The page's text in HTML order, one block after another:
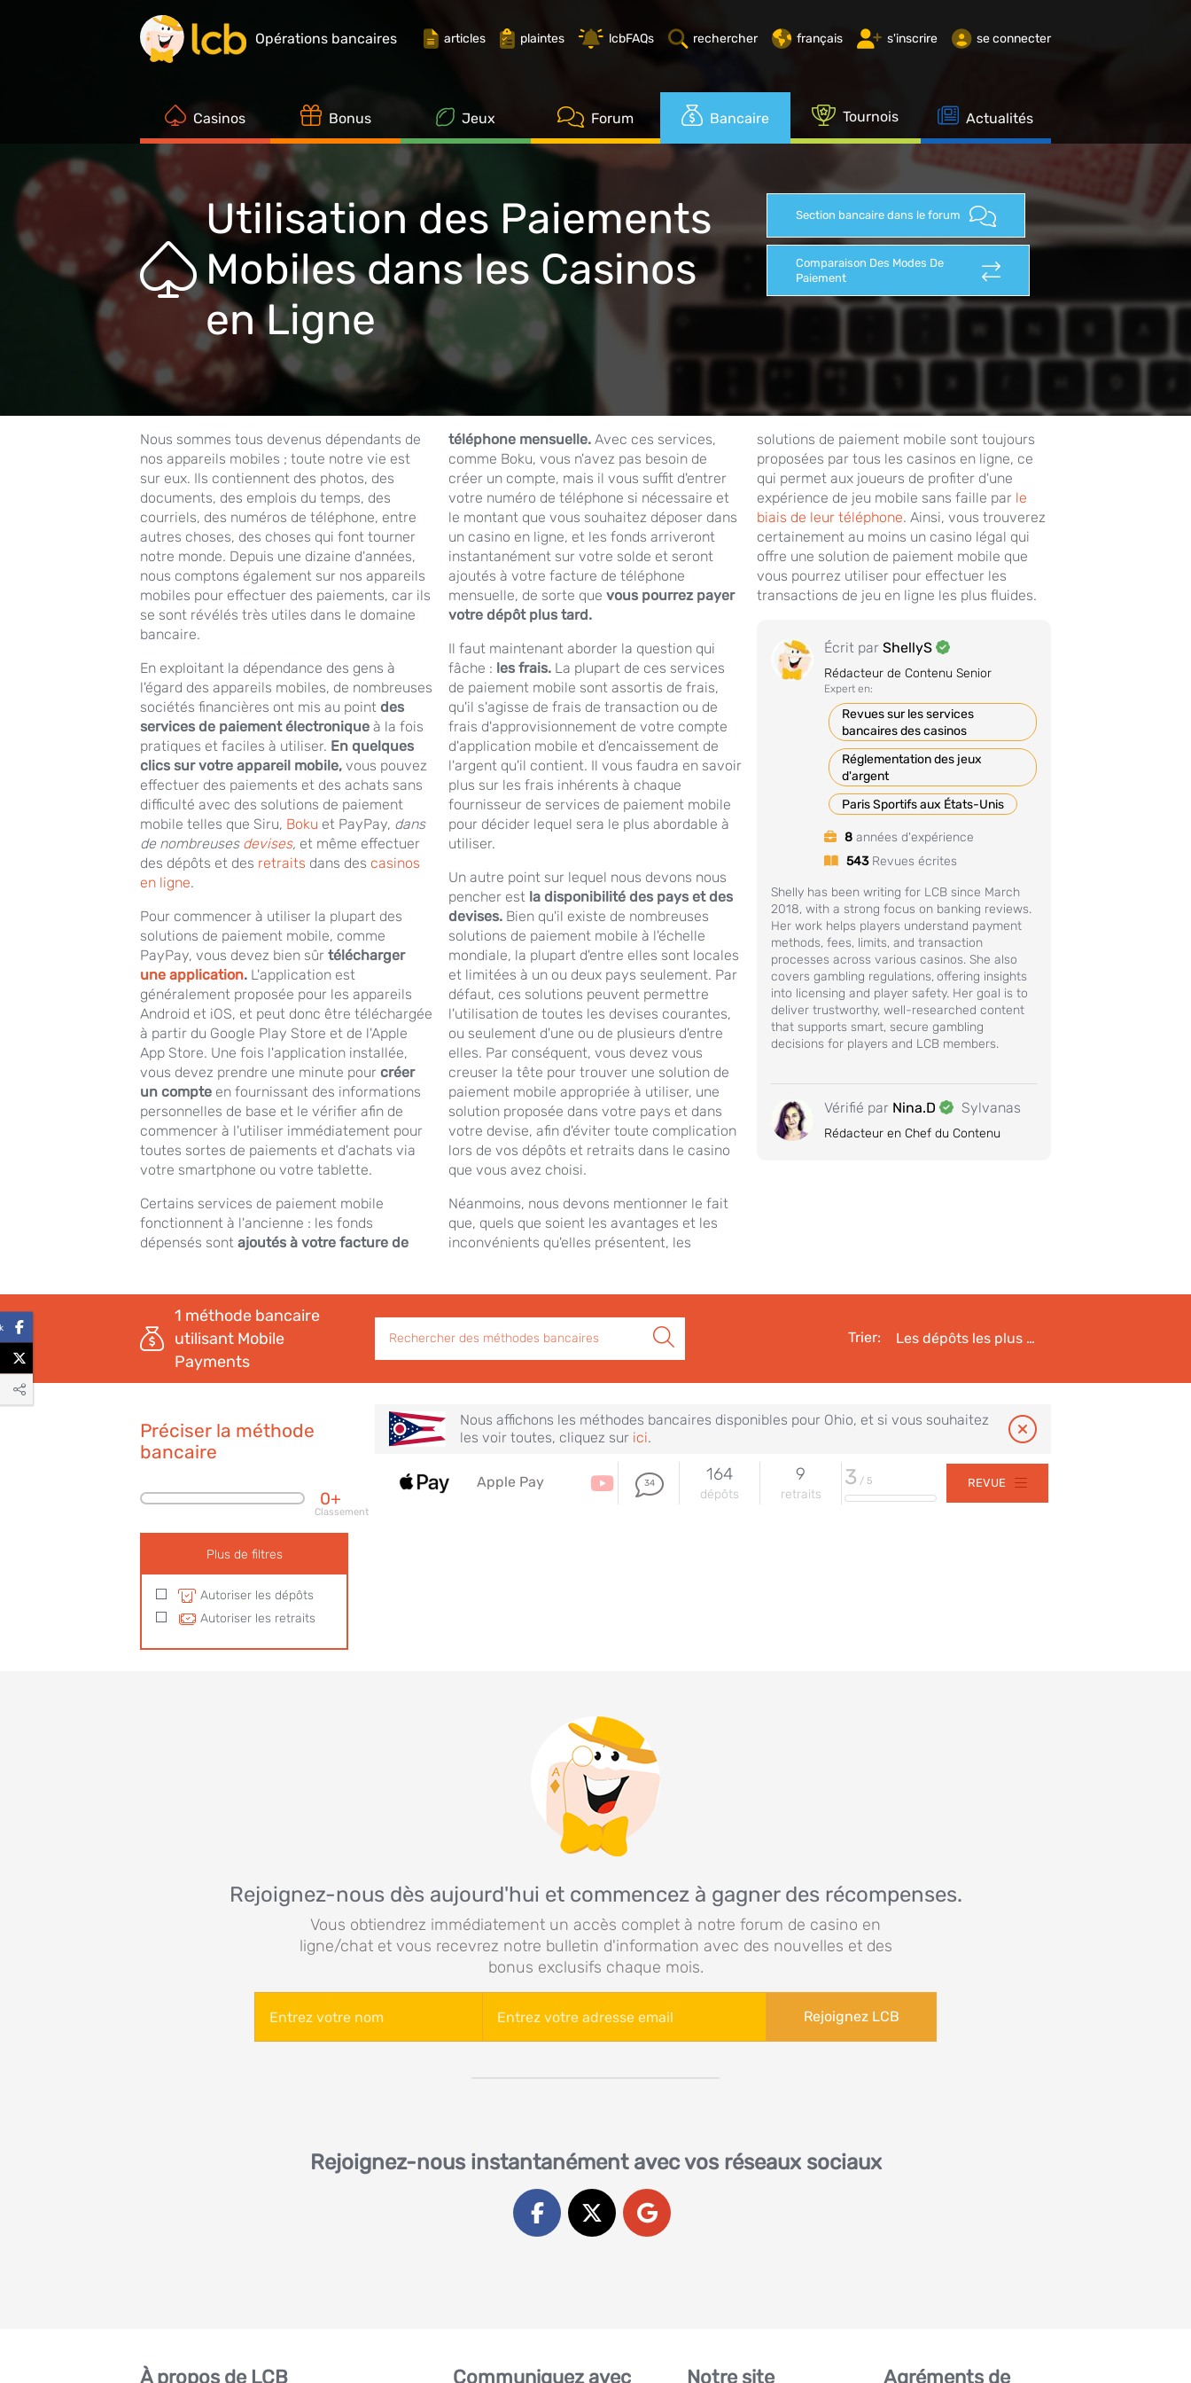
Opérations bancaires Mobile Payments
articles plaintes lcbFAQs rechercher français s'inscrire se connecter
Casinos Bonus Jeux Forum Bancaire Tournois Actualités
Utilisation des Paiements
Mobiles dans les Casinos
en Ligne
Section bancaire dans le forum
Comparaison Des Modes De
Paiement
Nous sommes tous devenus dépendants de
nos appareils mobiles ; toute notre vie est
sur eux. Ils contiennent des photos, des
documents, des emplois du temps, des
courriels, des numéros de téléphone, entre
autres choses, des choses qui font tourner
notre monde. Depuis une dizaine d'années,
nous comptons également sur nos appareils
mobiles pour effectuer des paiements, car ils
se sont révélés très utiles dans le domaine
bancaire.
En exploitant la dépendance des gens à
l'égard des appareils mobiles, de nombreuses
sociétés financières ont mis au pointdes
services de paiement électroniqueà la fois
pratiques et faciles à utiliser. En quelques
clics sur votre appareil mobile, vous pouvez
effectuer des paiements et des achats sans
difficulté avec des solutions de paiement
mobile telles que Siru, Boku et PayPay, dans
de nombreuses devises, et même effectuer
des dépôts et des retraits dans des casinos
en ligne.
Pour commencer à utiliser la plupart des
solutions de paiement mobile, comme
PayPay, vous devez bien sûrtélécharger
une application. L'application est
généralement proposée pour les appareils
Android et iOS, et peut donc être téléchargée
à partir du Google Play Store et de l'Apple
App Store. Une fois l'application installée,
vous devez prendre une minute pour créer
un compte en fournissant des informations
personnelles de base et le vérifier afin de
commencer à l'utiliser immédiatement pour
toutes sortes de paiements et d'achats via
votre smartphone ou votre tablette.
Certains services de paiement mobile
fonctionnent à l'ancienne : les fonds
dépensés sontajoutés à votre facture de
téléphone mensuelle. Avec ces services,
comme Boku, vous n'avez pas besoin de
créer un compte, mais il vous suffit d'entrer
votre numéro de téléphone si nécessaire et
le montant que vous souhaitez déposer dans
un casino en ligne, et les fonds arriveront
instantanément sur votre solde et seront
ajoutés à votre facture de téléphone
mensuelle, de sorte quevous pourrez payer
votre dépôt plus tard.
Il faut maintenant aborder la question qui
fâche : les frais. La plupart de ces services
de paiement mobile sont assortis de frais,
qu'il s'agisse de frais de transaction ou de
frais d'approvisionnement de votre compte
d'application mobile et d'encaissement de
l'argent qu'il contient. Il vous faudra en savoir
plus sur les frais inhérents à chaque
fournisseur de services de paiement mobile
pour décider lequel sera le plus abordable à
utiliser.
Un autre point sur lequel nous devons nous
pencher est la disponibilité des pays et des
devises. Bien qu'il existe de nombreuses
solutions de paiement mobile à l'échelle
mondiale, la plupart d'entre elles sont locales
et limitées à un ou deux pays seulement. Par
défaut, ces solutions peuvent permettre
l'utilisation de toutes les devises courantes,
ou seulement d'une ou de plusieurs d'entre
elles. Par conséquent, vous devez vous
creuser la tête pour trouver une solution de
paiement mobile appropriée à utiliser, une
solution proposée dans votre pays et dans
votre devise, afin d'éviter toute complication
lors de vos dépôts et retraits dans le casino
que vous avez choisi.
Néanmoins, nous devons mentionner le fait
que, quels que soient les avantages et les
inconvénients qu'elles présentent, les
solutions de paiement mobile sont toujours
proposées par tous les casinos en ligne, ce
qui permet aux joueurs de profiter d'une
expérience de jeu mobile sans faille par le
biais de leur téléphone. Ainsi, vous trouverez
certainement au moins un casino légal qui
offre une solution de paiement mobile que
vous pourrez utiliser pour effectuer les
transactions de jeu en ligne les plus fluides.
Écrit par ShellyS
Rédacteur de Contenu Senior
Expert en:
Revues sur les services
bancaires des casinos
Réglementation des jeux
d'argent
Paris Sportifs aux États-Unis
8
années d'expérience
543Revues écrites
Shelly has been writing for LCB since March
2018, with a strong focus on banking reviews.
Her work helps players understand payment
methods, fees, limits, and transaction
processes across various casinos. She also
covers gambling regulations, offering insights
into licensing and player safety. Her goal is to
deliver trustworthy, well-researched content
that supports smart, secure gambling
decisions for players and LCB members.
Vérifié par Nina.D Sylvanas
Rédacteur en Chef du Contenu
1 méthode bancaire
utilisant Mobile
Payments
Trier: Les dépôts les plus élevés en premier
Préciser la méthode
bancaire
0+
Classement
Plus de filtres
Autoriser les dépôts
Autoriser les retraits
Nous affichons les méthodes bancaires disponibles pour Ohio, et si vous souhaitez
les voir toutes, cliquez sur ici.
Apple Pay 34 164
dépôts
9
retraits
3 / 5 REVUE
Rejoignez-nous dès aujourd'hui et commencez à gagner des récompenses.
Vous obtiendrez immédiatement un accès complet à notre forum de casino en
ligne/chat et vous recevrez notre bulletin d'information avec des nouvelles et des
bonus exclusifs chaque mois.
Rejoignez LCB
Rejoignez-nous instantanément avec vos réseaux sociaux
À propos de LCB Communiquez avec Notre site Agréments de